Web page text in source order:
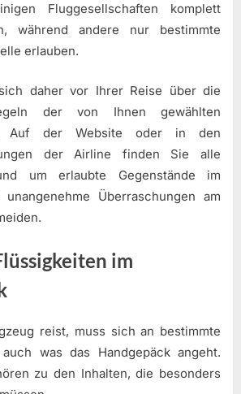
Fluggesellschaften komplett
während andere nur bestimmte
erlauben.
daher vor Ihrer Reise über die
der von Ihnen gewählten
Auf der Website oder in den
der Airline finden Sie alle
um erlaubte Gegenstände im
unangenehme Überraschungen am
im
reist, muss sich an bestimmte
was das Handgepäck angeht.
zu den Inhalten, die besonders